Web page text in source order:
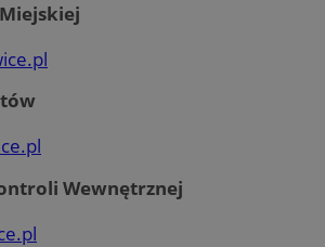
Wewnętrznej